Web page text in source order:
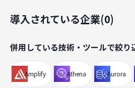
導入されている企業(0)
併用している技術・ツールで絞り
Amplify Athena Aurora